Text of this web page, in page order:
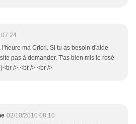
l'heure ma Cricri. Si tu as besoin d'aide
pas à demander. T'as bien mis le rosé
/> <br /> <br />
02/10/2010 08:10